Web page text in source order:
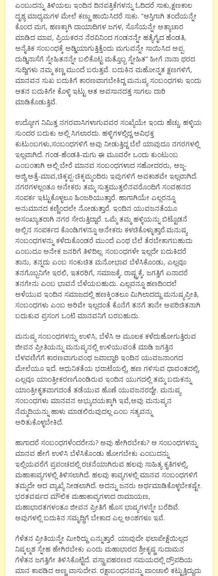
ಎಂಬುದನ್ನು ತಿಳಿಯಲು ಇಂದಿನ ದಿನಪತ್ರಿಕೆಗಳನ್ನು ಓದಿದರೆ ಸಾಕು,ಕ್ಷಣಕಾಲ
ದೃಶ್ಯ ಮಾಧ್ಯಮಗಳ ಮೇಲೆ ಕಣ್ಣು ಹಾಯಿಸಿದರೆ ಸಾಕು. “ಆಸ್ತಿಗಾಗಿ ತಂದೆಯನ್ನೇ
ಕೊಂದ ಮಗ, ಹಣಕ್ಕಾಗಿ ದಾಯಾದಿಗಳ ಜಗಳ, ಸೊಸೆಯನ್ನೇ ಅತ್ಯಾಚಾರ
ಮಾಡಿದ ಮಾವ, ಪ್ರಿಯಕರನ ನೆರವಿನಿಂದ ಗಂಡನನ್ನೇ ಹತ್ಯೆಗೈದ ಹೆಂಡತಿ,
ಅನೈತಿಕ ಸಂಬಂಧಕ್ಕೆ ಅಡ್ಡಿಯಾಗುತ್ತಿತ್ತೆಂದು ಮಗುವನ್ನೇ ಸಾಯಿಸಿದ ಅಪ್ಪ.
ದುಡ್ಡಿನಾಸೆಗೆ ಸ್ನೇಹಿತನನ್ನೇ ಬಲಿಕೊಟ್ಟ ಮತ್ತೊಬ್ಬ ಸ್ನೇಹಿತ” ಹೀಗೆ ನಾನಾ ಥರದ
ಸುದ್ದಿಗಳು ನಮ್ಮ ಕಣ್ಣ ಮುಂದೆ ಬರುತ್ತವೆ. ಬದುಕಿನ ಮಹೋನ್ನತ ಕ್ಷಣಗಳಿಗೆ,
ಮಾನವನ ಸುಖ ಬದುಕಿಗೆ ಕಾರಣವಾಗಬೇಕಿದ್ದ ಮನುಷ್ಯ ಸಂಬಂಧಗಳು ಇಂದು
ಆತನ ಬದುಕಿಗೇ ಕೊಳ್ಳಿ ಇಟ್ಟು ಆತ ಅವಸಾನದತ್ತ ಸಾಗಲು ದಾರಿ
ಮಾಡಿಕೊಡುತ್ತಿವೆ.
ಉದ್ಯೋಗ ನಿಮಿತ್ತ ನಗರವಾಸಿಗಳಾಗುವವರ ಸಂಖ್ಯೆಯೇ ಇಂದು ಹೆಚ್ಚು. ಹಳ್ಳಿಯ
ಸುಂದರ ಬದುಕು ಅಲ್ಲಿ ಸಿಗಲಾರದು. ಹಳ್ಳಿಗಳಲ್ಲಿದ್ದ ಅವಿಭಕ್ತ
ಕುಟುಂಬಗಳು,ಸಂಬಂಧಗಳಿಗೆ ಅವು ನೀಡುತ್ತಿದ್ದ ಬೆಲೆ ಯಾವುದೂ ನಗರಗಳಲ್ಲಿ
ಇಲ್ಲವಾಗಿದೆ. ಗಂಡ-ಹೆಂಡತಿ-ಮಗು ಈ ಮೂವರೇ ಒಂದು ಕುಂಟುಂಬ
ಎಂಬಂತಾಗಿ ಅಲ್ಲಿ ಬೇರೆ ಮಾನವ ಸಂಬಂಧಗಳಾದ ಸಹೋದರರು, ಅಜ್ಜ-
ಅಜ್ಜಿ,ಅತ್ತೆ-ಮಾವ,ಚಿಕ್ಕಪ್ಪ-ಚಿಕ್ಕಮ್ಮಂದಿರು ಇವುಗಳಿಗೆ ಅವಕಾಶವೇ ಇಲ್ಲವಾಗಿದೆ.
ನಗರಗಳಲ್ಲಂತೂ ಅನೇಕರು ತಮ್ಮ ಸುತ್ತಮುತ್ತಲಿನವರೊಂದಿಗೆ ಸಂವಹನದ
ಸಂಪರ್ಕ ಇಟ್ಟುಕೊಳ್ಳಲೂ ಹಿಂಜರಿಯುತ್ತಾರೆ. ಹಾಗಾಗಿಯೇ ಎಲ್ಲರನ್ನೂ
ಅನುಮಾನದ ಕಣ್ಣಿಂದಲೇ ನೋಡುತ್ತಾರೆ. ಇಂದಿನ ಯುವಜನತೆಯೂ
ಅಸಂಖ್ಯಾತರಾಗಿ ನಗರ ಸೇರುತ್ತಿದ್ದಾರೆ. ಒಮ್ಮೆ ತಮ್ಮ ಹಳ್ಳಿಯನ್ನು ಬಿಟ್ಟೊಡನೆ
ಅಲ್ಲಿನ ಸಂಪರ್ಕದ ಕೊಂಡಿಗಳನ್ನೂ ಅನೇಕರು ಕಳಚಿಕೊಳ್ಳುತ್ತಾರೆ.ಮನುಷ್ಯ
ಸಂಬಂಧಗಳನ್ನು ಕಳೆದುಕೊಂಡರೆ ಮುಂದೆ ಎಂಥ ಬೆಲೆ ತೆರಬೇಕಾಗಬಹುದು
ಎಂಬುದೂ ಅನೇಕ ಜನರಿಗೆ ತಿಳಿದಿಲ್ಲ. ಸಂಬಂಧಗಳೇ ಇಲ್ಲದೇ ಬದುಕಿದರೆ
ತಾನು, ತನ್ನದು ಎಂಬ ಸಂಕುಚಿತ ಮನೋಭಾವ ಬೆಳೆಸಿಕೊಂಡು, ಎಲ್ಲವೂ
ತನಗೊಬ್ಬನಿಗೇ ಇರಲಿ, ಇತರರಿಗೆ, ಸಮಾಜಕ್ಕೆ, ರಾಷ್ಟ್ರಕ್ಕೆ, ಜಗತ್ತಿಗೆ ಏನಾದರೆ
ತನಗೇನು ಎಂಬ ಭಾವನೆ ಬೆಳೆಯಬಹುದು. ಎಲ್ಲವನ್ನೂ ಹಣದಿಂದಲೆ
ಅಳೆಯುವ ಇಂದಿನ ಸಮಾಜದಲ್ಲಿ ಹಣಕ್ಕಿಂತಲೂ ಮಿಗಿಲಾದದ್ದು ಮನುಷ್ಯಪ್ರೀತಿ,
ಸಂಬಂಧಗಳು ಎಂಬ ಅರಿವೇ ಇಲ್ಲದಂತೆ ಕೊನೆಗೆ ತನಗೆ ತಾನೇ ಅಪರಿಚಿತನಾಗಿ
ಬದುಕುವ ಪ್ರಸಂಗ ಒಂಟಿ ಮಾನವನಿಗೆ ಬರಬಹುದು.
ಮನುಷ್ಯ ಸಂಬಂಧಗಳನ್ನು ಉಳಿಸಿ, ಬೆಳೆಸಿ ಆ ಮೂಲಕ ಕಳೆದುಹೋಗುತ್ತಿರುವ
ಜೀವನ ಪ್ರೀತಿಯನ್ನು ಮನುಷ್ಯನಲ್ಲಿ ಉಳಿಯುವಂತೆ ಮಾಡಿ ಜಗತ್ತಿನ
ಬೆಳವಣಿಗೆಗೆ ಕಾರಣವಾಗುವಂಥ ಜವಾಬ್ದಾರಿ ಇಂದಿನ ಯುವಜನಾಂಗದ
ಮೇಲೆಯೂ ಇದೆ. ಆಧುನಿಕತೆಯ ಭರಾಟೆಯಲ್ಲಿ, ಹಣ ಗಳಿಸುವ ಧಾವಂತದಲ್ಲಿ,
ಎಲ್ಲವೂ ಯಾಂತ್ರೀಕರಣಗೊಂಡಿರುವ ಇಂದಿನ ಯುಗದಲ್ಲಿ ತಮ್ಮ ಬದುಕನ್ನು
ಯಾಂತ್ರೀಕೃತವಾಗದಂತೆ ತಡೆಯುವ ಹೊಣೆ ಯುವಜನರದ್ದೇ. ಮನುಷ್ಯ
ಸಂಬಂಧಗಳು ಮಾನವನ ಅಭ್ಯುದಯಕ್ಕಾಗಿ ಇವೆ,ಅವು ಮನುಷ್ಯನ
ನೆಮ್ಮದಿಯನ್ನು ಹಾಳು ಮಾಡಲಿರುವುದಲ್ಲ ಎಂಬ ಸತ್ಯವನ್ನು
ಅರಿತುಕೊಳ್ಳಬೇಕಿದೆ.
ಹಾಗಾದರೆ ಸಂಬಂಧಗಳೆಂದರೇನು? ಅವು ಹೇಗಿರಬೇಕು? ಆ ಸಂಬಂಧಗಳನ್ನು
ಮಾನವ ಹೇಗೆ ಉಳಿಸಿ ಬೆಳೆಸಿಕೊಂಡು ಹೋಗಬೇಕು ಎಂಬುದನ್ನು
ಇಲ್ಲಿಯವರೆಗೆ ಪ್ರಪಂಚದಲ್ಲಿ ರಚನೆಯಾಗಿರುವ ಹಲವು ಸಾಹಿತ್ಯ ಕೃತಿಗಳಲ್ಲಿ,
ಮಹಾಕಾವ್ಯಗಳಲ್ಲಿ ತಿಳಿಸಲಾಗಿದೆ. ಹಲವು ಕಾವ್ಯಗಳಲ್ಲಿ ಮಾನವ ಸಂಬಂಧಗಳಿಗೆ
ತಮ್ಮದೇ ಆದ ವ್ಯಾಖ್ಯೆ ನೀಡಲಾಗಿದೆ. ಅದನ್ನು ಜನರು ಅರ್ಥಮಾಡಿಕೊಳ್ಳಬೇಕಷ್ಟೇ.
ಭರತವರ್ಷದ ಮೌಲಿಕ ಮಹಾಕಾವ್ಯಗಳಾದ ರಾಮಾಯಣ,
ಮಹಾಭಾರತಗಳಂತೂ ಜೀವನ ಪ್ರೀತಿಗೆ ಹೊಸ ಭಾಷ್ಯಗಳನ್ನೇ ಬರೆದಿವೆ.
ಅವುಗಳಲ್ಲಿ ಬದುಕಿನ ಸಮೃದ್ಧಿಗೆ ಬೇಕಾದ ಎಲ್ಲ ಅಂಶಗಳೂ ಇವೆ.
ಗೆಳೆತನ ಪ್ರೀತಿಯನ್ನೇ ಮೀರಿದ್ದು ಎನ್ನುತ್ತಾರೆ. ಯಾವುದೇ ಫಲಾಪೇಕ್ಷೆಯಿಲ್ಲದ
ನಿಷ್ಕಲ್ಮಶ ಸ್ನೇಹ ಹೇಗಿರಬೇಕು ಎಂದು ಮಹಾಭಾರದ ಶ್ರೀಕೃಷ್ಣ ಸುದಾಮನ
ಗೆಳೆತನ ಜಗತ್ತಿಗೇ ತಿಳಿಸಿಕೊಟ್ಟಿದೆ. ವಸ್ತ್ರಾಪಹರಣದ ಸಮಯದಲ್ಲಿ ದ್ರೌಪದಿಯ
ಮಾನ ಕಾಪಡಿದ ಅಣ್ಣ ವಾಸುದೇವ. ರಕ್ಷಾಬಂಧನವನ್ನು ಪಾಂಚಾಲಿ ಕಟ್ಟುತ್ತಿದ್ದುದು